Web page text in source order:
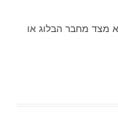
מצד מחבר הבלוג או